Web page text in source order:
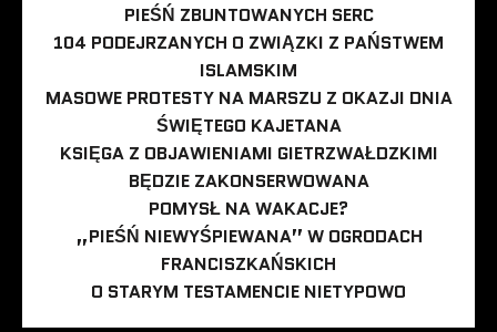
PIEŚŃ ZBUNTOWANYCH SERC
104 PODEJRZANYCH O ZWIĄZKI Z PAŃSTWEM
ISLAMSKIM
MASOWE PROTESTY NA MARSZU Z OKAZJI DNIA
ŚWIĘTEGO KAJETANA
KSIĘGA Z OBJAWIENIAMI GIETRZWAŁDZKIMI
BĘDZIE ZAKONSERWOWANA
POMYSŁ NA WAKACJE?
„PIEŚŃ NIEWYŚPIEWANA” W OGRODACH
FRANCISZKAŃSKICH
O STARYM TESTAMENCIE NIETYPOWO